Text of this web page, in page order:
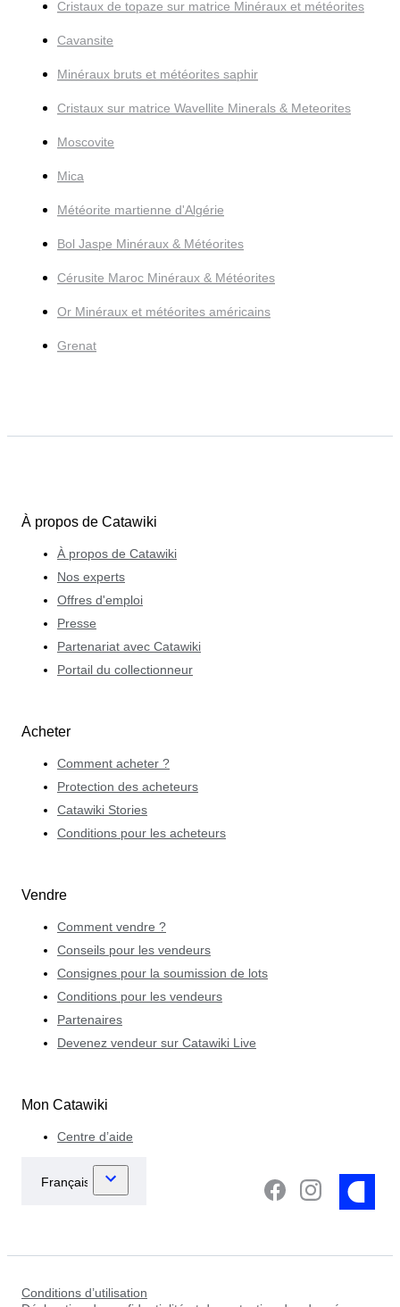
Cristaux de topaze sur matrice Minéraux et météorites
Cavansite
Minéraux bruts et météorites saphir
Cristaux sur matrice Wavellite Minerals & Meteorites
Moscovite
Mica
Météorite martienne d'Algérie
Bol Jaspe Minéraux & Météorites
Cérusite Maroc Minéraux & Météorites
Or Minéraux et météorites américains
Grenat
À propos de Catawiki
À propos de Catawiki
Nos experts
Offres d'emploi
Presse
Partenariat avec Catawiki
Portail du collectionneur
Acheter
Comment acheter ?
Protection des acheteurs
Catawiki Stories
Conditions pour les acheteurs
Vendre
Comment vendre ?
Conseils pour les vendeurs
Consignes pour la soumission de lots
Conditions pour les vendeurs
Partenaires
Devenez vendeur sur Catawiki Live
Mon Catawiki
Centre d’aide
Conditions d’utilisation